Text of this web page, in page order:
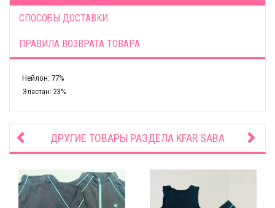
СПОСОБЫ ДОСТАВКИ
ПРАВИЛА ВОЗВРАТА ТОВАРА
Нейлон: 77%
Эластан: 23%
ДРУГИЕ ТОВАРЫ РАЗДЕЛА KFAR SABA